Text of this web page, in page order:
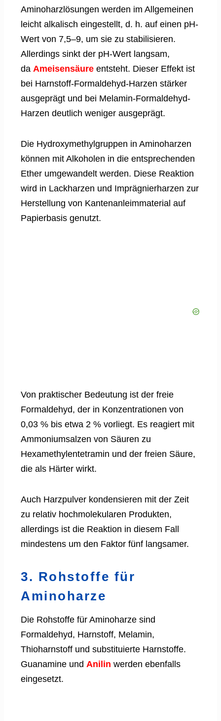
Aminoharzlösungen werden im Allgemeinen
leicht alkalisch eingestellt, d. h. auf einen pH-
Wert von 7,5–9, um sie zu stabilisieren.
Allerdings sinkt der pH-Wert langsam,
da Ameisensäure entsteht. Dieser Effekt ist
bei Harnstoff-Formaldehyd-Harzen stärker
ausgeprägt und bei Melamin-Formaldehyd-
Harzen deutlich weniger ausgeprägt.
Die Hydroxymethylgruppen in Aminoharzen
können mit Alkoholen in die entsprechenden
Ether umgewandelt werden. Diese Reaktion
wird in Lackharzen und Imprägnierharzen zur
Herstellung von Kantenanleimmaterial auf
Papierbasis genutzt.
Von praktischer Bedeutung ist der freie
Formaldehyd, der in Konzentrationen von
0,03 % bis etwa 2 % vorliegt. Es reagiert mit
Ammoniumsalzen von Säuren zu
Hexamethylentetramin und der freien Säure,
die als Härter wirkt.
Auch Harzpulver kondensieren mit der Zeit
zu relativ hochmolekularen Produkten,
allerdings ist die Reaktion in diesem Fall
mindestens um den Faktor fünf langsamer.
3. Rohstoffe für
Aminoharze
Die Rohstoffe für Aminoharze sind
Formaldehyd, Harnstoff, Melamin,
Thioharnstoff und substituierte Harnstoffe.
Guanamine und Anilin werden ebenfalls
eingesetzt.